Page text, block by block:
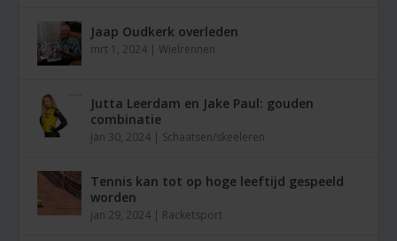
Jaap Oudkerk overleden
mrt 1, 2024 | Wielrennen
Jutta Leerdam en Jake Paul: gouden
combinatie
jan 30, 2024 | Schaatsen/skeeleren
Tennis kan tot op hoge leeftijd gespeeld
worden
jan 29, 2024 | Racketsport